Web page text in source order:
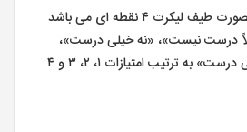
نمره گذاری پرسشنامه بصورت طیف لیکرت ۴ نقطه ای می باشد
درست نیست»، «نه خیلی درست»،
«نسبتاً درست» و «خیلی درست» به ترتیب امتیازات ۱، ۲، ۳ و ۴